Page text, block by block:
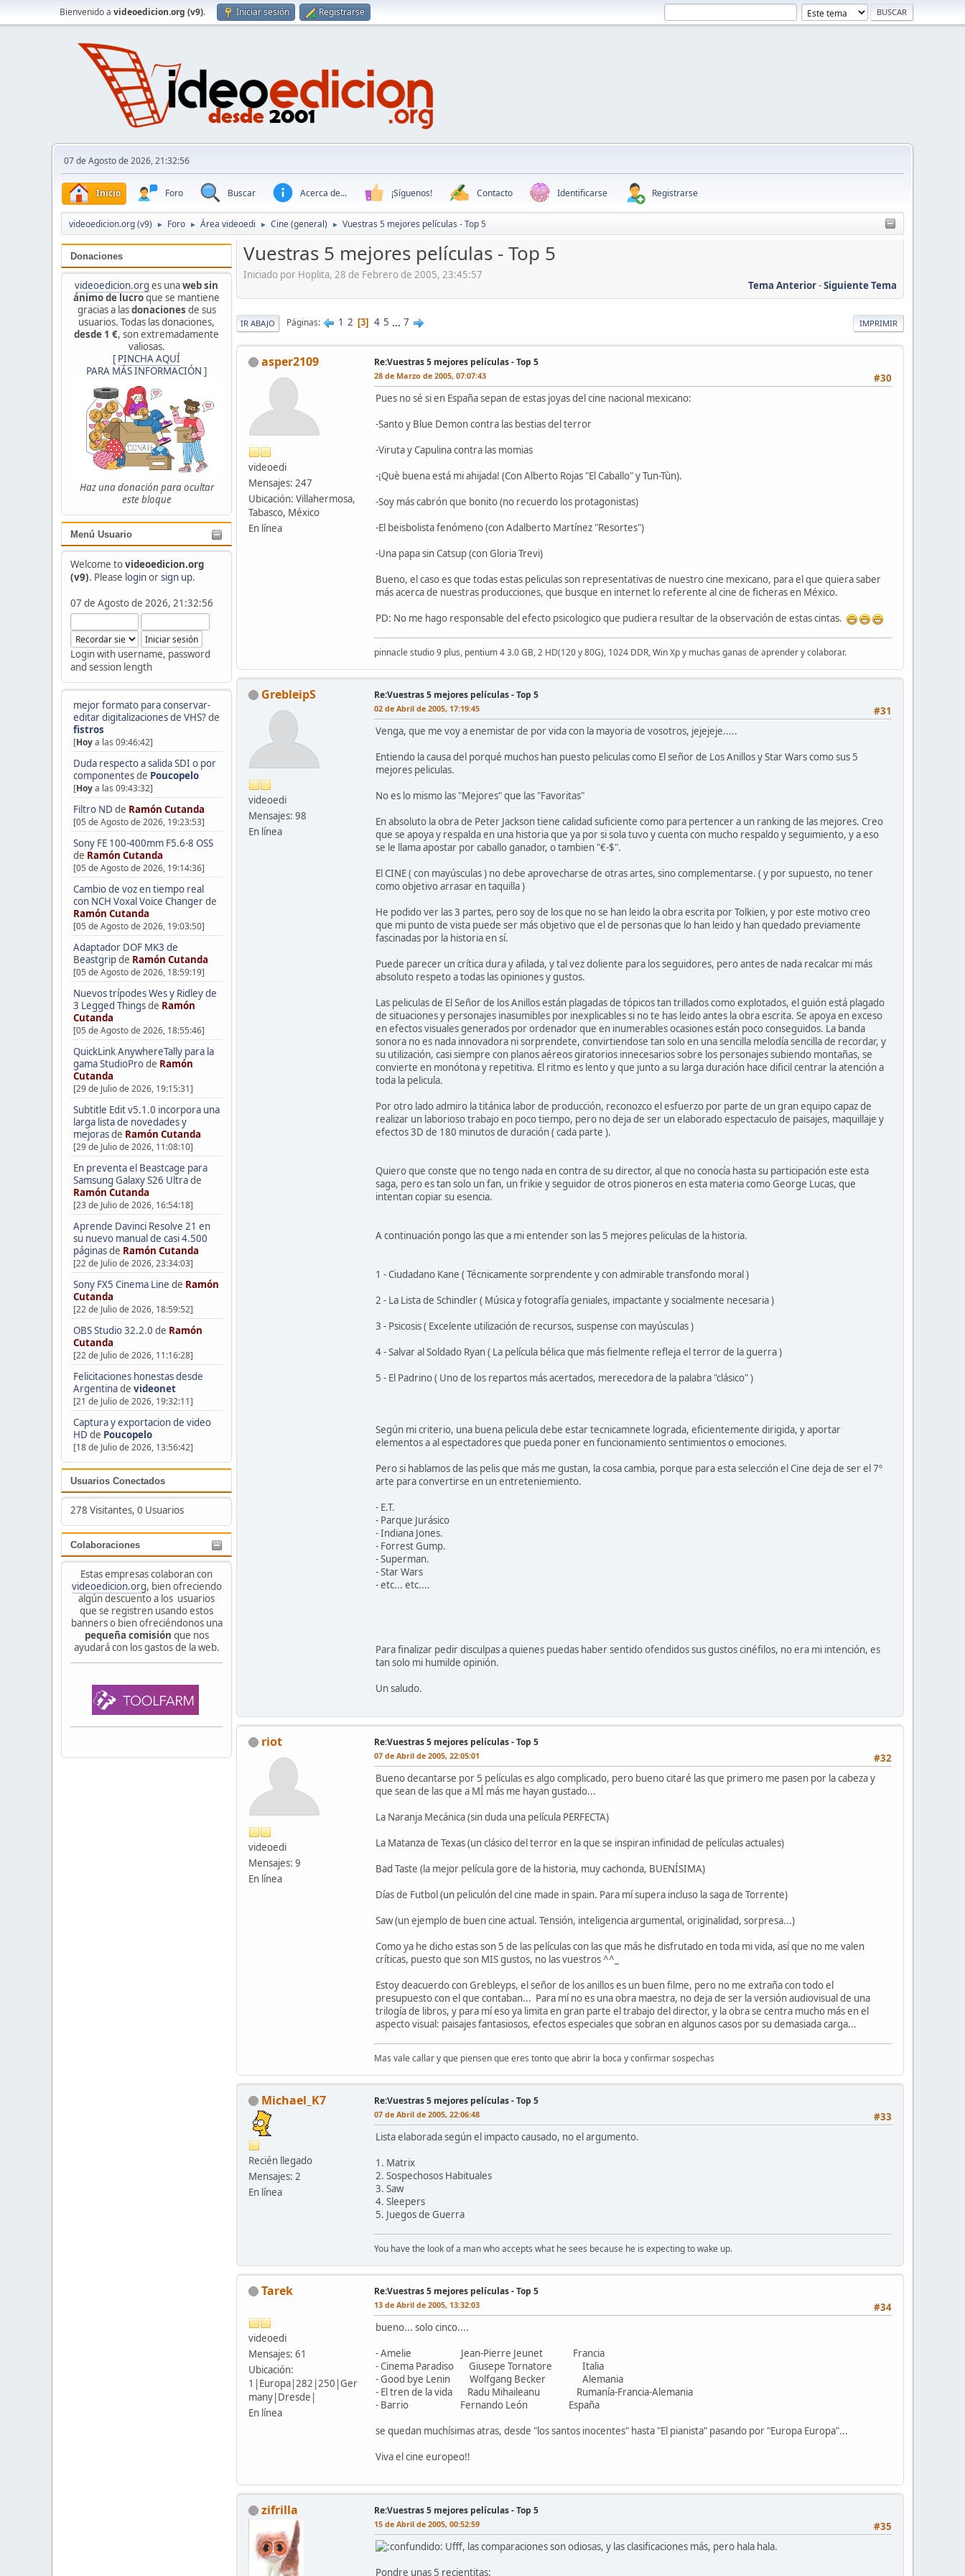
Bienvenido a videoedicion.org (v9). Iniciar sesión Registrarse
07 de Agosto de 2026, 21:32:56
Inicio Foro Buscar Acerca de... ¡Síguenos! Contacto Identificarse Registrarse
videoedicion.org (v9) ► Foro ► Área videoedi ► Cine (general) ► Vuestras 5 mejores películas - Top 5
Donaciones
videoedicion.org es unaweb sin
ánimo de lucroque se mantiene
gracias a lasdonaciones de sus
usuarios. Todas las donaciones,
desde 1 €, son extremadamente
valiosas.
[ PINCHA AQUÍ
PARA MÁS INFORMACIÓN ]
Haz una donación para ocultar
este bloque
Menú Usuario
Welcome tovideoedicion.org
(v9). Please loginorsign up.
07 de Agosto de 2026, 21:32:56
Login with username, password
and session length
mejor formato para conservar-
editar digitalizaciones de VHS?de
fistros
[Hoya las 09:46:42]
Duda respecto a salida SDI o por
componentesde Poucopelo
[Hoya las 09:43:32]
Filtro ND de Ramón Cutanda
[05 de Agosto de 2026, 19:23:53]
Sony FE 100-400mm F5.6-8 OSS
de Ramón Cutanda
[05 de Agosto de 2026, 19:14:36]
Cambio de voz en tiempo real
con NCH Voxal Voice Changerde
Ramón Cutanda
[05 de Agosto de 2026, 19:03:50]
Adaptador DOF MK3 de
Beastgripde Ramón Cutanda
[05 de Agosto de 2026, 18:59:19]
Nuevos trípodes Wes y Ridley de
3 Legged Thingsde Ramón
Cutanda
[05 de Agosto de 2026, 18:55:46]
QuickLink AnywhereTally para la
gama StudioProde Ramón
Cutanda
[29 de Julio de 2026, 19:15:31]
Subtitle Edit v5.1.0 incorpora una
larga lista de novedades y
mejorasde Ramón Cutanda
[29 de Julio de 2026, 11:08:10]
En preventa el Beastcage para
Samsung Galaxy S26 Ultrade
Ramón Cutanda
[23 de Julio de 2026, 16:54:18]
Aprende Davinci Resolve 21 en
su nuevo manual de casi 4.500
páginasde Ramón Cutanda
[22 de Julio de 2026, 23:34:03]
Sony FX5 Cinema Line de Ramón
Cutanda
[22 de Julio de 2026, 18:59:52]
OBS Studio 32.2.0 de Ramón
Cutanda
[22 de Julio de 2026, 11:16:28]
Felicitaciones honestas desde
Argentinade videonet
[21 de Julio de 2026, 19:32:11]
Captura y exportacion de video
HD de Poucopelo
[18 de Julio de 2026, 13:56:42]
Usuarios Conectados
278 Visitantes, 0 Usuarios
Colaboraciones
Estas empresas colaboran con
videoedicion.org, bien ofreciendo
algún descuento a los usuarios
que se registren usando estos
banners o bien ofreciéndonos una
pequeña comisión que nos
ayudará con los gastos de la web.
Vuestras 5 mejores películas - Top 5
Iniciado por Hoplita, 28 de Febrero de 2005, 23:45:57
Tema Anterior-Siguiente Tema
IMPRIMIR
IR ABAJO Páginas 1 2 3 4 5 ... 7
asper2109
videoedi
Mensajes: 247
Ubicación: Villahermosa,
Tabasco, México
En línea
Re:Vuestras 5 mejores películas - Top 5
#30
28 de Marzo de 2005, 07:07:43
Pues no sé si en España sepan de estas joyas del cine nacional mexicano:
-Santo y Blue Demon contra las bestias del terror
-Viruta y Capulina contra las momias
-¡Què buena está mi ahijada! (Con Alberto Rojas "El Caballo" y Tun-Tùn).
-Soy más cabrón que bonito (no recuerdo los protagonistas)
-El beisbolista fenómeno (con Adalberto Martínez "Resortes")
-Una papa sin Catsup (con Gloria Trevi)
Bueno, el caso es que todas estas peliculas son representativas de nuestro cine mexicano, para el que quiera saber
más acerca de nuestras producciones, que busque en internet lo referente al cine de ficheras en México.
PD: No me hago responsable del efecto psicologico que pudiera resultar de la observación de estas cintas.
pinnacle studio 9 plus, pentium 4 3.0 GB, 2 HD(120 y 80G), 1024 DDR, Win Xp y muchas ganas de aprender y colaborar.
GrebleipS
videoedi
Mensajes: 98
En línea
Re:Vuestras 5 mejores películas - Top 5
#31
02 de Abril de 2005, 17:19:45
Venga, que me voy a enemistar de por vida con la mayoria de vosotros, jejejeje.....
Entiendo la causa del porqué muchos han puesto peliculas como El señor de Los Anillos y Star Wars como sus 5
mejores peliculas.
No es lo mismo las "Mejores" que las "Favoritas"
En absoluto la obra de Peter Jackson tiene calidad suficiente como para pertencer a un ranking de las mejores. Creo
que se apoya y respalda en una historia que ya por si sola tuvo y cuenta con mucho respaldo y seguimiento, y a eso
se le llama apostar por caballo ganador, o tambien "€-$".
El CINE ( con mayúsculas ) no debe aprovecharse de otras artes, sino complementarse. ( y por supuesto, no tener
como objetivo arrasar en taquilla )
He podido ver las 3 partes, pero soy de los que no se han leido la obra escrita por Tolkien, y por este motivo creo
que mi punto de vista puede ser más objetivo que el de personas que lo han leido y han quedado previamente
fascinadas por la historia en sí.
Puede parecer un crítica dura y afilada, y tal vez doliente para los seguidores, pero antes de nada recalcar mi más
absoluto respeto a todas las opiniones y gustos.
Las peliculas de El Señor de los Anillos están plagadas de tópicos tan trillados como explotados, el guión está plagado
de situaciones y personajes inasumibles por inexplicables si no te has leido antes la obra escrita. Se apoya en exceso
en efectos visuales generados por ordenador que en inumerables ocasiones están poco conseguidos. La banda
sonora no es nada innovadora ni sorprendete, convirtiendose tan solo en una sencilla melodía sencilla de recordar, y
su utilización, casi siempre con planos aéreos giratorios innecesarios sobre los personajes subiendo montañas, se
convierte en monótona y repetitiva. El ritmo es lento y que junto a su larga duración hace dificil centrar la atención a
toda la pelicula.
Por otro lado admiro la titánica labor de producción, reconozco el esfuerzo por parte de un gran equipo capaz de
realizar un laborioso trabajo en poco tiempo, pero no deja de ser un elaborado espectaculo de paisajes, maquillaje y
efectos 3D de 180 minutos de duración ( cada parte ).
Quiero que conste que no tengo nada en contra de su director, al que no conocía hasta su participación este esta
saga, pero es tan solo un fan, un frikie y seguidor de otros pioneros en esta materia como George Lucas, que
intentan copiar su esencia.
A continuación pongo las que a mi entender son las 5 mejores peliculas de la historia.
1 - Ciudadano Kane ( Técnicamente sorprendente y con admirable transfondo moral )
2 - La Lista de Schindler ( Música y fotografía geniales, impactante y socialmente necesaria )
3 - Psicosis ( Excelente utilización de recursos, suspense con mayúsculas )
4 - Salvar al Soldado Ryan ( La película bélica que más fielmente refleja el terror de la guerra )
5 - El Padrino ( Uno de los repartos más acertados, merecedora de la palabra "clásico" )
Según mi criterio, una buena pelicula debe estar tecnicamnete lograda, eficientemente dirigida, y aportar
elementos a al espectadores que pueda poner en funcionamiento sentimientos o emociones.
Pero si hablamos de las pelis que más me gustan, la cosa cambia, porque para esta selección el Cine deja de ser el 7º
arte para convertirse en un entreteniemiento.
- E.T.
- Parque Jurásico
- Indiana Jones.
- Forrest Gump.
- Superman.
- Star Wars
- etc... etc....
Para finalizar pedir disculpas a quienes puedas haber sentido ofendidos sus gustos cinéfilos, no era mi intención, es
tan solo mi humilde opinión.
Un saludo.
riot
videoedi
Mensajes: 9
En línea
Re:Vuestras 5 mejores películas - Top 5
#32
07 de Abril de 2005, 22:05:01
Bueno decantarse por 5 películas es algo complicado, pero bueno citaré las que primero me pasen por la cabeza y
que sean de las que a MÍ más me hayan gustado...
La Naranja Mecánica (sin duda una película PERFECTA)
La Matanza de Texas (un clásico del terror en la que se inspiran infinidad de películas actuales)
Bad Taste (la mejor película gore de la historia, muy cachonda, BUENÍSIMA)
Días de Futbol (un peliculón del cine made in spain. Para mí supera incluso la saga de Torrente)
Saw (un ejemplo de buen cine actual. Tensión, inteligencia argumental, originalidad, sorpresa...)
Como ya he dicho estas son 5 de las películas con las que más he disfrutado en toda mi vida, así que no me valen
críticas, puesto que son MIS gustos, no las vuestros ^^_
Estoy deacuerdo con Grebleyps, el señor de los anillos es un buen filme, pero no me extraña con todo el
presupuesto con el que contaban... Para mí no es una obra maestra, no deja de ser la versión audiovisual de una
trilogía de libros, y para mí eso ya limita en gran parte el trabajo del director, y la obra se centra mucho más en el
aspecto visual: paisajes fantasiosos, efectos especiales que sobran en algunos casos por su demasiada carga...
Mas vale callar y que piensen que eres tonto que abrir la boca y confirmar sospechas
Michael_K7
Recién llegado
Mensajes: 2
En línea
Re:Vuestras 5 mejores películas - Top 5
#33
07 de Abril de 2005, 22:06:48
Lista elaborada según el impacto causado, no el argumento.
1. Matrix
2. Sospechosos Habituales
3. Saw
4. Sleepers
5. Juegos de Guerra
You have the look of a man who accepts what he sees because he is expecting to wake up.
Tarek
videoedi
Mensajes: 61
Ubicación:
1|Europa|282|250|Ger
many|Dresde|
En línea
Re:Vuestras 5 mejores películas - Top 5
#34
13 de Abril de 2005, 13:32:03
bueno... solo cinco....
- Amelie Jean-Pierre Jeunet Francia
- Cinema Paradiso Giusepe Tornatore Italia
- Good bye Lenin Wolfgang Becker Alemania
- El tren de la vida Radu Mihaileanu Rumanía-Francia-Alemania
- Barrio Fernando León España
se quedan muchísimas atras, desde "los santos inocentes" hasta "El pianista" pasando por "Europa Europa"...
Viva el cine europeo!!
zifrilla Re:Vuestras 5 mejores películas - Top 5
#35
15 de Abril de 2005, 00:52:59
Ufff, las comparaciones son odiosas, y las clasificaciones más, pero hala hala.
Pondre unas 5 recientitas: